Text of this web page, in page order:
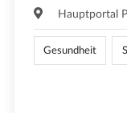
Hauptportal
Gesundheit